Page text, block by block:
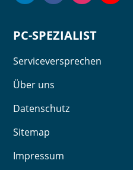
PC-SPEZIALIST
Serviceversprechen
Über uns
Datenschutz
Sitemap
Impressum